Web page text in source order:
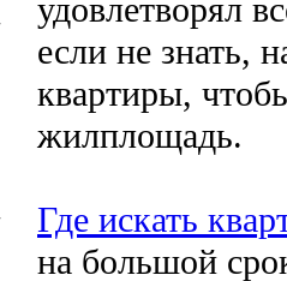
удовлетворял
если не знать,
квартиры,
жилплощадь.
Где искать
на большой